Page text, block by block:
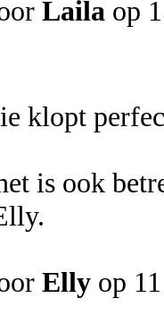
Laila op
klopt
is ook
Elly op